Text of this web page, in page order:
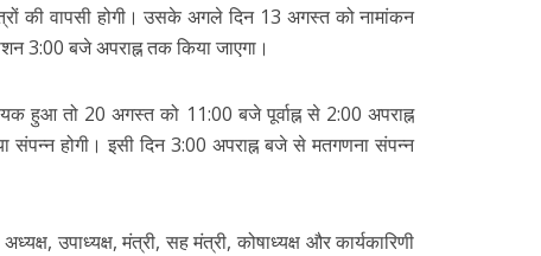
की वापसी होगी। उसके अगले दिन 13 अगस्त को नामांकन
3:00 बजे अपराह्न तक किया जाएगा।
हुआ तो 20 अगस्त को 11:00 बजे पूर्वाह्न से 2:00 अपराह्न
संपन्न होगी। इसी दिन 3:00 अपराह्न बजे से मतगणना संपन्न
उपाध्यक्ष, मंत्री, सह मंत्री, कोषाध्यक्ष और कार्यकारिणी